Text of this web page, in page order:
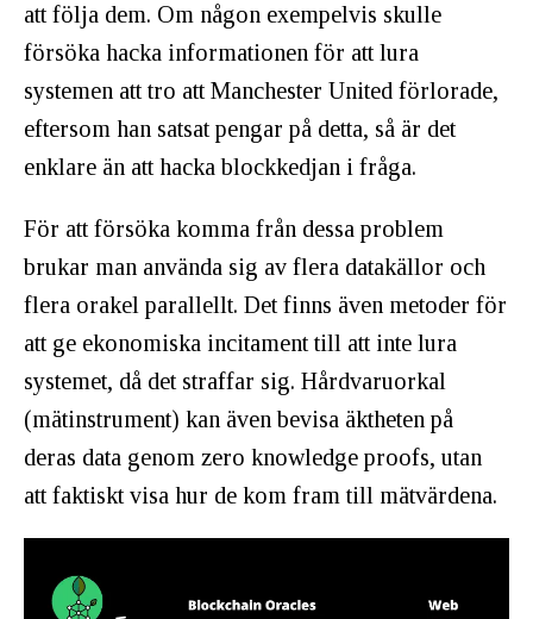
att följa dem. Om någon exempelvis skulle
försöka hacka informationen för att lura
systemen att tro att Manchester United förlorade,
eftersom han satsat pengar på detta, så är det
enklare än att hacka blockkedjan i fråga.
För att försöka komma från dessa problem
brukar man använda sig av flera datakällor och
flera orakel parallellt. Det finns även metoder för
att ge ekonomiska incitament till att inte lura
systemet, då det straffar sig. Hårdvaruorkal
(mätinstrument) kan även bevisa äktheten på
deras data genom zero knowledge proofs, utan
att faktiskt visa hur de kom fram till mätvärdena.